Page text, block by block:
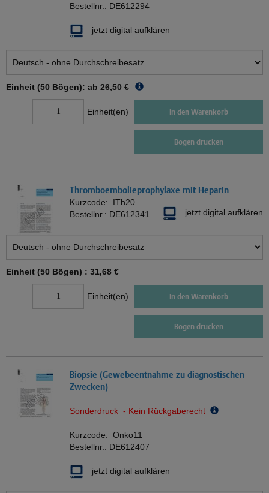
Bestellnr.: DE612294
jetzt digital aufklären
Einheit (50 Bögen): ab 26,50 €
Einheit(en) In den Warenkorb
Bogen drucken
Thromboembolieprophylaxe mit Heparin
Kurzcode: ITh20
Bestellnr.: DE612341 jetzt digital aufklären
Einheit (50 Bögen) : 31,68 €
Einheit(en) In den Warenkorb
Bogen drucken
Biopsie (Gewebeentnahme zu diagnostischen
Zwecken)
Sonderdruck - Kein Rückgaberecht
Kurzcode: Onko11
Bestellnr.: DE612407
jetzt digital aufklären